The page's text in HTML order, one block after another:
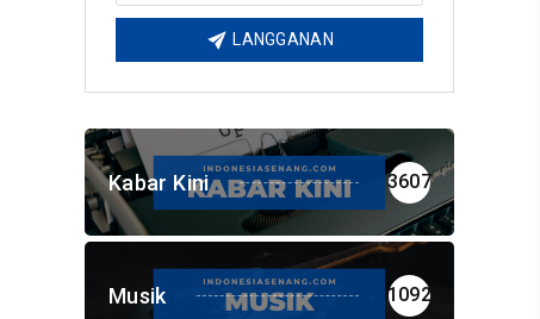
LANGGANAN
Kabar Kini 3607
Musik 1092